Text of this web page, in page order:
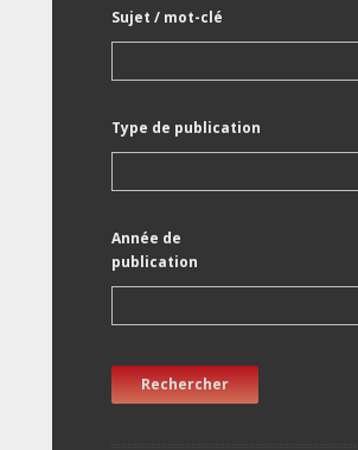
Sujet / mot-clé
Type de publication
Année de
publication
Rechercher